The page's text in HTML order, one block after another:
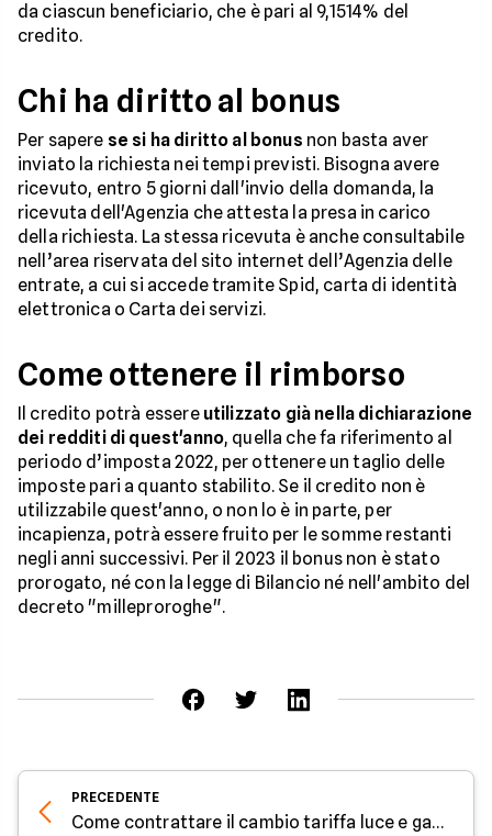
da ciascun beneficiario, che è pari al 9,1514% del
credito.
Chi ha diritto al bonus
Per sapere se si ha diritto al bonus non basta aver
inviato la richiesta nei tempi previsti. Bisogna avere
ricevuto, entro 5 giorni dall'invio della domanda, la
ricevuta dell'Agenzia che attesta la presa in carico
della richiesta. La stessa ricevuta è anche consultabile
nell’area riservata del sito internet dell’Agenzia delle
entrate, a cui si accede tramite Spid, carta di identità
elettronica o Carta dei servizi.
Come ottenere il rimborso
Il credito potrà essere utilizzato già nella dichiarazione
dei redditi di quest'anno, quella che fa riferimento al
periodo d’imposta 2022, per ottenere un taglio delle
imposte pari a quanto stabilito. Se il credito non è
utilizzabile quest'anno, o non lo è in parte, per
incapienza, potrà essere fruito per le somme restanti
negli anni successivi. Per il 2023 il bonus non è stato
prorogato, né con la legge di Bilancio né nell'ambito del
decreto "milleproroghe".
PRECEDENTE
Come contrattare il cambio tariffa luce e gas - Parola all'esperto di Facile.it